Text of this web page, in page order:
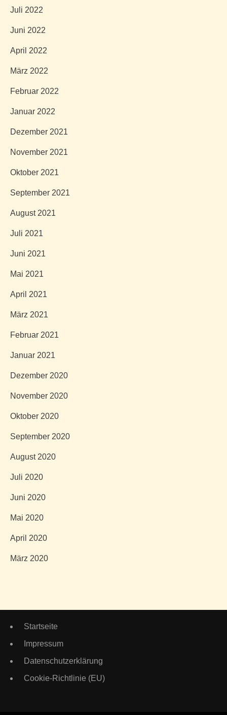
Juli 2022
Juni 2022
April 2022
März 2022
Februar 2022
Januar 2022
Dezember 2021
November 2021
Oktober 2021
September 2021
August 2021
Juli 2021
Juni 2021
Mai 2021
April 2021
März 2021
Februar 2021
Januar 2021
Dezember 2020
November 2020
Oktober 2020
September 2020
August 2020
Juli 2020
Juni 2020
Mai 2020
April 2020
März 2020
Startseite
Impressum
Datenschutzerklärung
Cookie-Richtlinie (EU)